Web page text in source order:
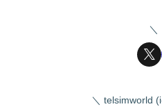
telsimworld